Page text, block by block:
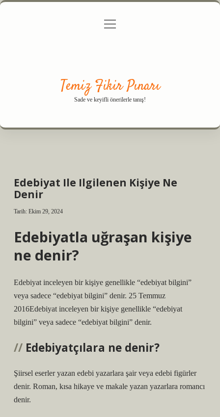
Gizlilik Politikası
menüyü
Temiz Fikir Pınarı
Sade ve keyifli önerilerle tanış!
Edebiyat Ile Ilgilenen Kişiye Ne
Denir
Tarih: Ekim 29, 2024
Edebiyatla uğraşan kişiye
ne denir?
Edebiyat inceleyen bir kişiye genellikle “edebiyat bilgini”
veya sadece “edebiyat bilgini” denir. 25 Temmuz
2016Edebiyat inceleyen bir kişiye genellikle “edebiyat
bilgini” veya sadece “edebiyat bilgini” denir.
Edebiyatçılara ne denir?
Şiirsel eserler yazan edebi yazarlara şair veya edebi figürler
denir. Roman, kısa hikaye ve makale yazan yazarlara romancı
denir.